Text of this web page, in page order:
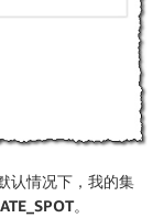
认情况下，我的集
。